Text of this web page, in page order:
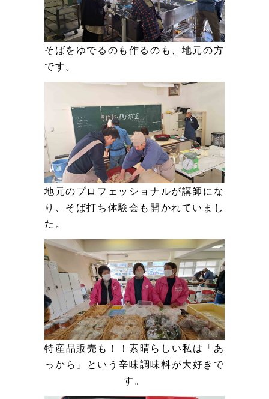
そばをゆでるのも作るのも、地元の方
です。
地元のプロフェッショナルが講師にな
り、そば打ち体験会も開かれていまし
た。
特産品販売も！！素晴らしい私は「あ
っから」という辛味調味料が大好きで
す。